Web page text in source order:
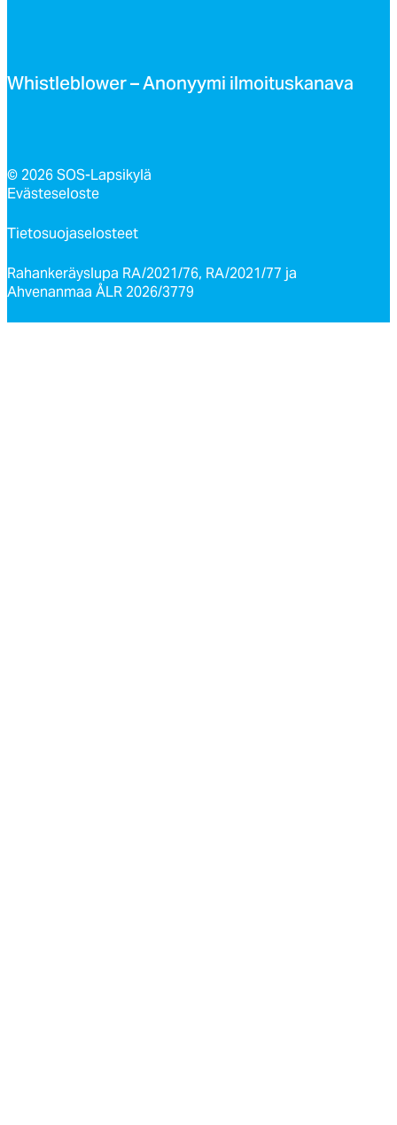
Whist­leb­lo­wer – Ano­nyy­mi il­moi­tus­ka­na­va
© 2026 SOS-Lapsikylä
Evästeseloste
Tietosuojaselosteet
Rahankeräyslupa RA/2021/76, RA/2021/77 ja
Ahvenanmaa ÅLR 2026/3779